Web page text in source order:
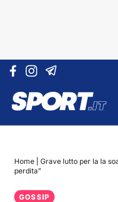
Vai al contenuto
Home
Grave lutto per la la
perdita”
GOSSIP